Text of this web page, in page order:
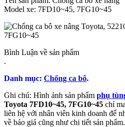
Model xe: 7FD10~45, 7FG10~45
Bình Luận về sản phẩm
.
Danh mục: Chống ca bô.
Ghi chú: Hình ảnh sản phẩm phụ
Toyota 7FD10~45, 7FG10~45 chỉ
liên hệ với nhân viên kinh doanh để
về báo giá cũng như chi tiết sản